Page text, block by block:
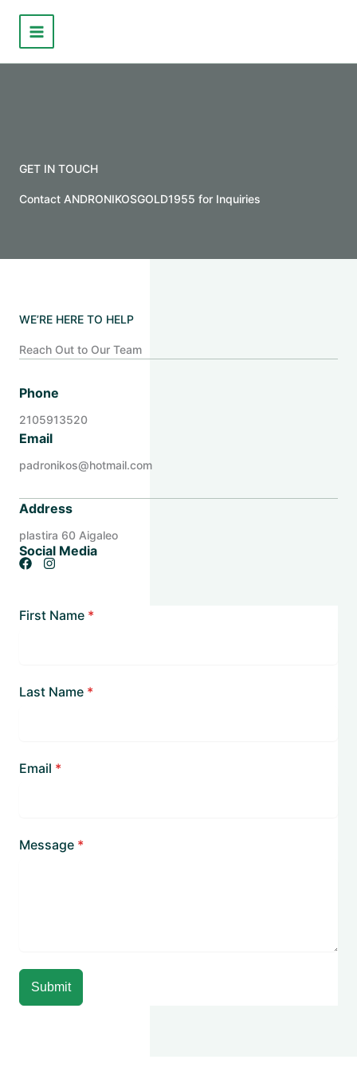
περιεχόμενο
GET IN TOUCH
Contact ANDRONIKOSGOLD1955 for Inquiries
WE’RE HERE TO HELP
Reach Out to Our Team
Phone
2105913520
Email
padronikos@hotmail.com
Address
plastira 60 Aigaleo
Social Media
First Name *
Last Name *
Email *
Message *
Submit